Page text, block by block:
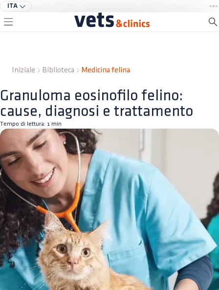
ITA
Iniziale Biblioteca Medicina felina
Granuloma eosinofilo felino:
cause, diagnosi e trattamento
Tempo di lettura: 1 min